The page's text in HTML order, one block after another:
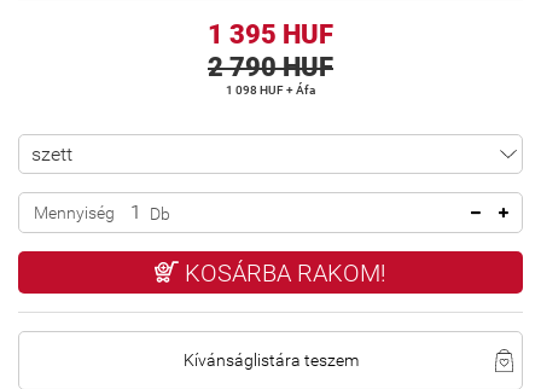
1 395 HUF
2 790 HUF
1 098 HUF + Áfa
Mennyiség Db
KOSÁRBA RAKOM!
Kívánságlistára teszem